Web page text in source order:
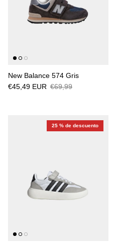
New Balance 574 Gris
€45,49 EUR €69,99
25 % de descuento